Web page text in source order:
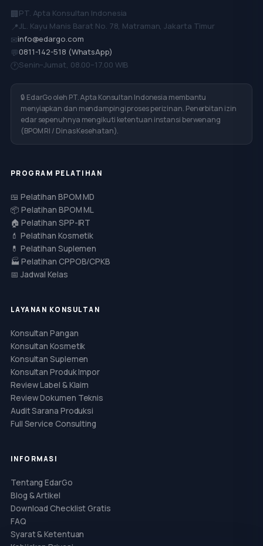
🏢PT. Apta Konsultan Indonesia
📍JL. Kayu Manis Barat No. 78, Matraman, Jakarta Timur
✉info@edargo.com
💬0811-142-518 (WhatsApp)
🕐Senin–Jumat, 08.00–17.00 WIB
🔒 EdarGo oleh PT. Apta Konsultan Indonesia membantu
menyiapkan dan mendampingi proses perizinan. Penerbitan izin
edar sepenuhnya mengikuti ketentuan instansi berwenang
(BPOM RI / Dinas Kesehatan).
PROGRAM PELATIHAN
🍱 Pelatihan BPOM MD
📦 Pelatihan BPOM ML
🏠 Pelatihan SPP-IRT
💄 Pelatihan Kosmetik
💊 Pelatihan Suplemen
🏭 Pelatihan CPPOB/CPKB
📅 Jadwal Kelas
LAYANAN KONSULTAN
Konsultan Pangan
Konsultan Kosmetik
Konsultan Suplemen
Konsultan Produk Impor
Review Label & Klaim
Review Dokumen Teknis
Audit Sarana Produksi
Full Service Consulting
INFORMASI
Tentang EdarGo
Blog & Artikel
Download Checklist Gratis
FAQ
Syarat & Ketentuan